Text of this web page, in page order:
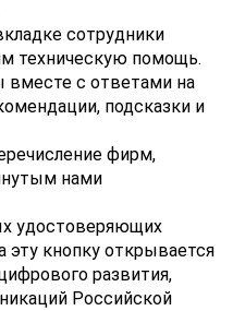
сотрудники
техническую помощь.
с ответами на
подсказки и
фирм,
нами
удостоверяющих
эту кнопку открывается
развития,
Российской